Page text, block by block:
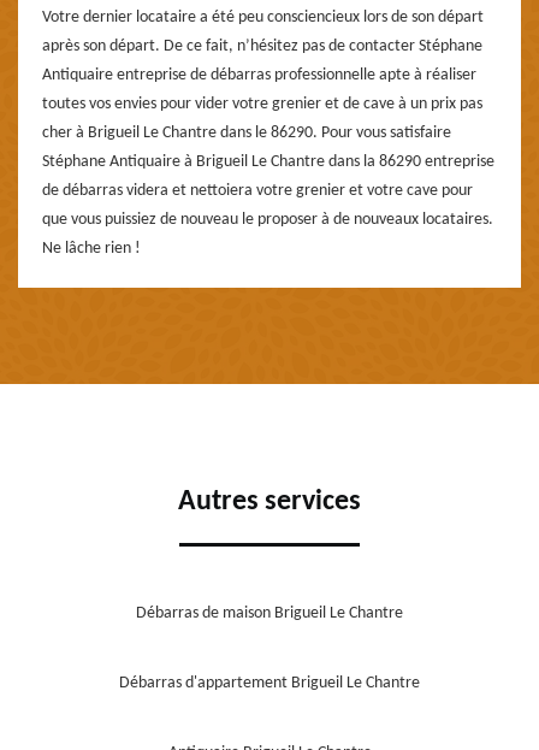
Votre dernier locataire a été peu consciencieux lors de son départ
après son départ. De ce fait, n’hésitez pas de contacter Stéphane
Antiquaire entreprise de débarras professionnelle apte à réaliser
toutes vos envies pour vider votre grenier et de cave à un prix pas
cher à Brigueil Le Chantre dans le 86290. Pour vous satisfaire
Stéphane Antiquaire à Brigueil Le Chantre dans la 86290 entreprise
de débarras videra et nettoiera votre grenier et votre cave pour
que vous puissiez de nouveau le proposer à de nouveaux locataires.
Ne lâche rien !
Autres services
Débarras de maison Brigueil Le Chantre
Débarras d'appartement Brigueil Le Chantre